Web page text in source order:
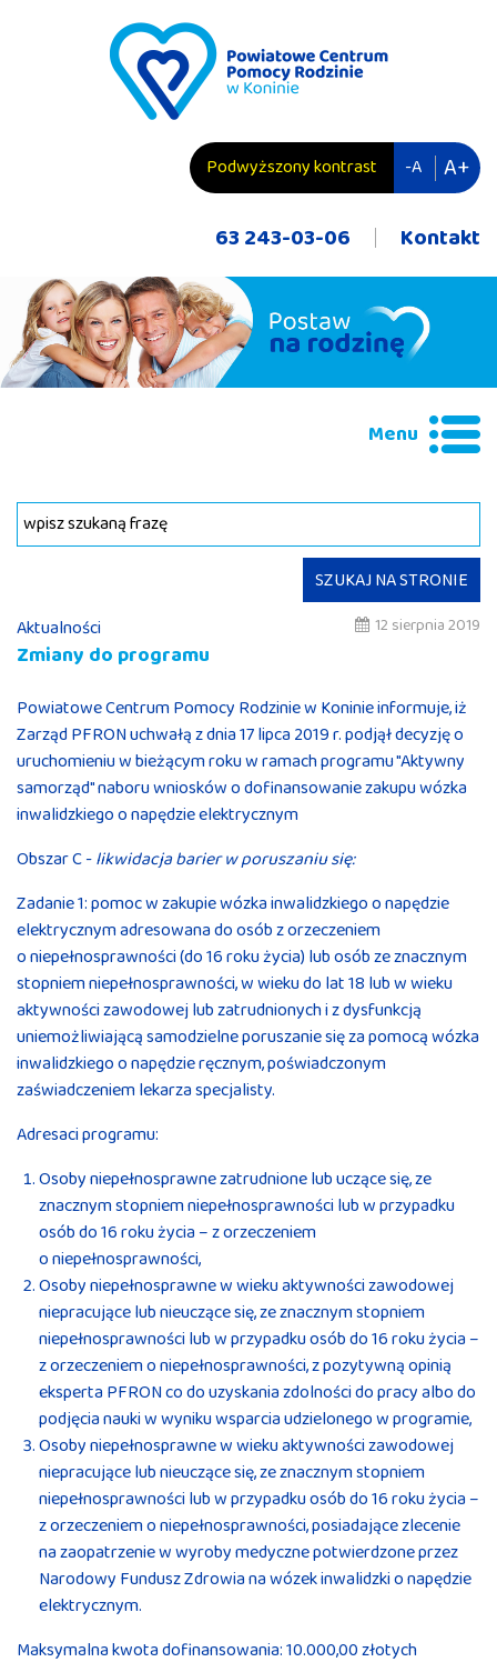
Podwyższony kontrast -A
A+
63 243-03-06
Kontakt
Menu
Wyszukiwana fraza
SZUKAJ NA STRONIE
Aktualności
12 sierpnia 2019
Zmiany do programu
Powiatowe Centrum Pomocy Rodzinie w Koninie informuje, iż
Zarząd PFRON uchwałą z dnia 17 lipca 2019 r. podjął decyzję o
uruchomieniu w bieżącym roku w ramach programu "Aktywny
samorząd" naboru wniosków o dofinansowanie zakupu wózka
inwalidzkiego o napędzie elektrycznym
Obszar C -likwidacja barier w poruszaniu się:
Zadanie 1: pomoc w zakupie wózka inwalidzkiego o napędzie
elektrycznym adresowana do osób z orzeczeniem
o niepełnosprawności (do 16 roku życia) lub osób ze znacznym
stopniem niepełnosprawności, w wieku do lat 18 lub w wieku
aktywności zawodowej lub zatrudnionych i z dysfunkcją
uniemożliwiającą samodzielne poruszanie się za pomocą wózka
inwalidzkiego o napędzie ręcznym, poświadczonym
zaświadczeniem lekarza specjalisty.
Adresaci programu:
Osoby niepełnosprawne zatrudnione lub uczące się, ze
znacznym stopniem niepełnosprawności lub w przypadku
osób do 16 roku życia – z orzeczeniem
o niepełnosprawności,
Osoby niepełnosprawne w wieku aktywności zawodowej
niepracujące lub nieuczące się, ze znacznym stopniem
niepełnosprawności lub w przypadku osób do 16 roku życia –
z orzeczeniem o niepełnosprawności, z pozytywną opinią
eksperta PFRON co do uzyskania zdolności do pracy albo do
podjęcia nauki w wyniku wsparcia udzielonego w programie,
Osoby niepełnosprawne w wieku aktywności zawodowej
niepracujące lub nieuczące się, ze znacznym stopniem
niepełnosprawności lub w przypadku osób do 16 roku życia –
z orzeczeniem o niepełnosprawności, posiadające zlecenie
na zaopatrzenie w wyroby medyczne potwierdzone przez
Narodowy Fundusz Zdrowia na wózek inwalidzki o napędzie
elektrycznym.
Maksymalna kwota dofinansowania: 10.000,00 złotych